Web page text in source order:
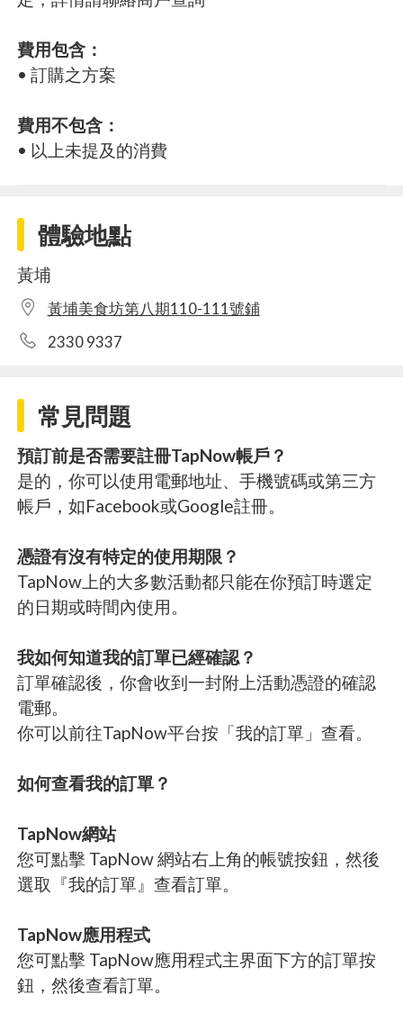
費用包含：
• 訂購之方案
費用不包含：
• 以上未提及的消費
體驗地點
黃埔
黃埔美食坊第八期110-111號鋪
2330 9337
常見問題
預訂前是否需要註冊TapNow帳戶？
是的，你可以使用電郵地址、手機號碼或第三方
帳戶，如Facebook或Google註冊。
憑證有沒有特定的使用期限？
TapNow上的大多數活動都只能在你預訂時選定
的日期或時間內使用。
我如何知道我的訂單已經確認？
訂單確認後，你會收到一封附上活動憑證的確認
電郵。
你可以前往TapNow平台按「我的訂單」查看。
如何查看我的訂單？
TapNow網站
您可點擊 TapNow 網站右上角的帳號按鈕，然後
選取『我的訂單』查看訂單。
TapNow應用程式
您可點擊 TapNow應用程式主界面下方的訂單按
鈕，然後查看訂單。